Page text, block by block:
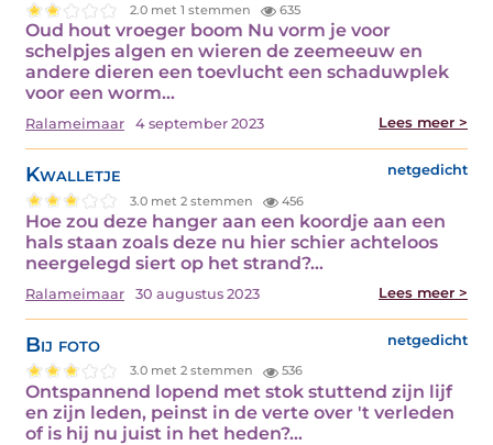
2.0 met 1 stemmen 635
Oud hout vroeger boom Nu vorm je voor
schelpjes algen en wieren de zeemeeuw en
andere dieren een toevlucht een schaduwplek
voor een worm…
Ralameimaar 4 september 2023 Lees meer >
Kwalletje netgedicht
3.0 met 2 stemmen 456
Hoe zou deze hanger aan een koordje aan een
hals staan zoals deze nu hier schier achteloos
neergelegd siert op het strand?…
Ralameimaar 30 augustus 2023 Lees meer >
Bij foto netgedicht
3.0 met 2 stemmen 536
Ontspannend lopend met stok stuttend zijn lijf
en zijn leden, peinst in de verte over 't verleden
of is hij nu juist in het heden?…